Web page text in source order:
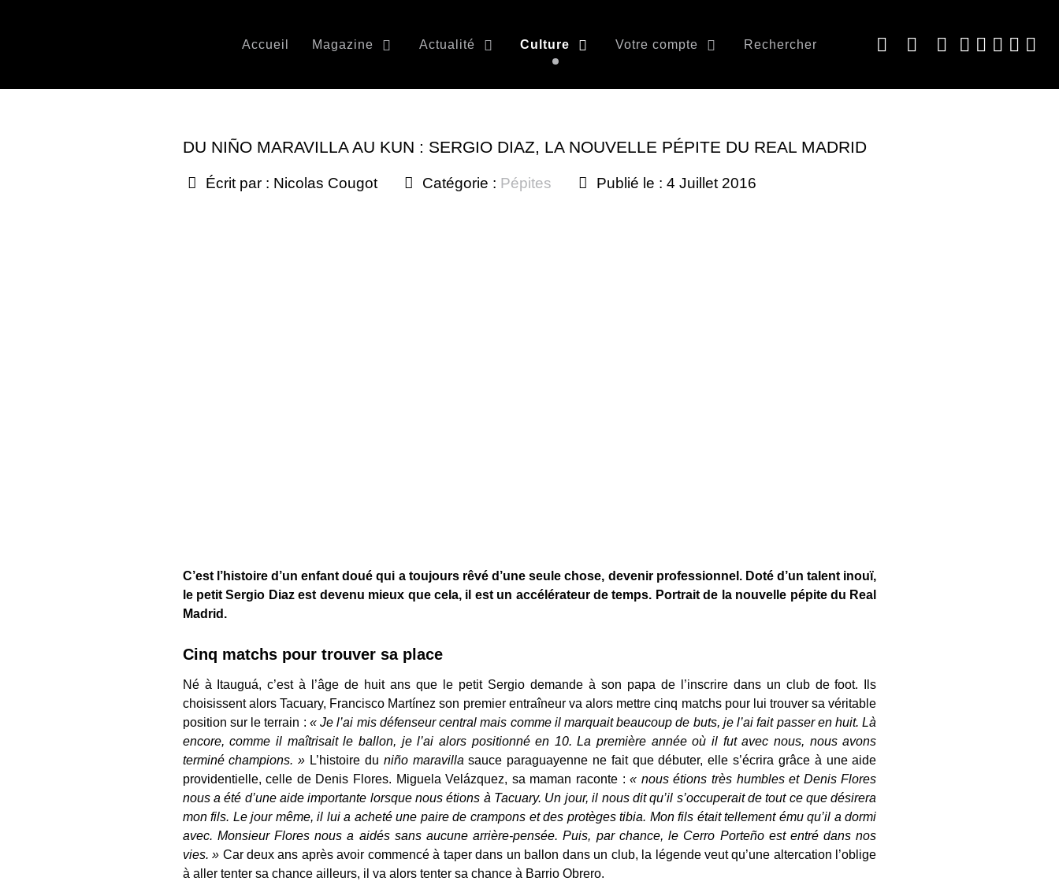
Accueil Magazine Actualité Culture Votre compte Rechercher
DU NIÑO MARAVILLA AU KUN : SERGIO DIAZ, LA NOUVELLE PÉPITE DU REAL MADRID
Écrit par : Nicolas Cougot Catégorie : Pépites Publié le : 4 Juillet 2016
C’est l’histoire d’un enfant doué qui a toujours rêvé d’une seule chose, devenir professionnel. Doté d’un talent inouï,
le petit Sergio Diaz est devenu mieux que cela, il est un accélérateur de temps. Portrait de la nouvelle pépite du Real
Madrid.
Cinq matchs pour trouver sa place
Né à Itauguá, c’est à l’âge de huit ans que le petit Sergio demande à son papa de l’inscrire dans un club de foot. Ils
choisissent alors Tacuary, Francisco Martínez son premier entraîneur va alors mettre cinq matchs pour lui trouver sa véritable
position sur le terrain : « Je l’ai mis défenseur central mais comme il marquait beaucoup de buts, je l’ai fait passer en huit. Là
encore, comme il maîtrisait le ballon, je l’ai alors positionné en 10. La première année où il fut avec nous, nous avons
terminé champions. » L’histoire du niño maravillasauce paraguayenne ne fait que débuter, elle s’écrira grâce à une aide
providentielle, celle de Denis Flores. Miguela Velázquez, sa maman raconte :« nous étions très humbles et Denis Flores
nous a été d’une aide importante lorsque nous étions à Tacuary. Un jour, il nous dit qu’il s’occuperait de tout ce que désirera
mon fils. Le jour même, il lui a acheté une paire de crampons et des protèges tibia. Mon fils était tellement ému qu’il a dormi
avec. Monsieur Flores nous a aidés sans aucune arrière-pensée. Puis, par chance, le Cerro Porteño est entré dans nos
vies. » Car deux ans après avoir commencé à taper dans un ballon dans un club, la légende veut qu’une altercation l’oblige
à aller tenter sa chance ailleurs, il va alors tenter sa chance à Barrio Obrero.